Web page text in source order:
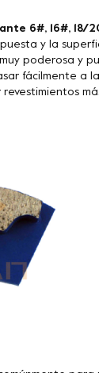
6#, 16#, 18/
y la
poderosa y
fácilmente a